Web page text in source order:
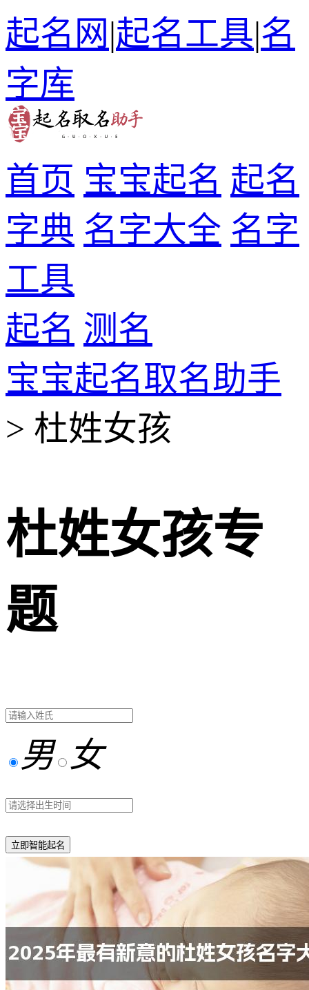
起名网|起名工具|名
字库
首页 宝宝起名 起名
字典 名字大全 名字
工具
起名 测名
宝宝起名取名助手
> 杜姓女孩
杜姓女孩专
题
男 女
立即智能起名